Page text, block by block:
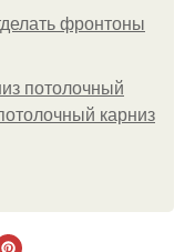
фронтоны
потолочный
карниз